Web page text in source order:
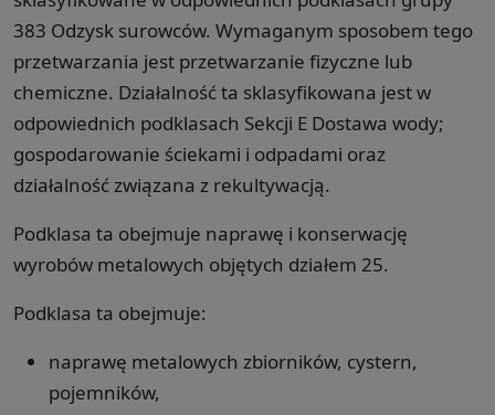
383 Odzysk surowców. Wymaganym sposobem tego
przetwarzania jest przetwarzanie fizyczne lub
chemiczne. Działalność ta sklasyfikowana jest w
odpowiednich podklasach Sekcji E Dostawa wody;
gospodarowanie ściekami i odpadami oraz
działalność związana z rekultywacją.
Podklasa ta obejmuje naprawę i konserwację
wyrobów metalowych objętych działem 25.
Podklasa ta obejmuje:
naprawę metalowych zbiorników, cystern,
pojemników,